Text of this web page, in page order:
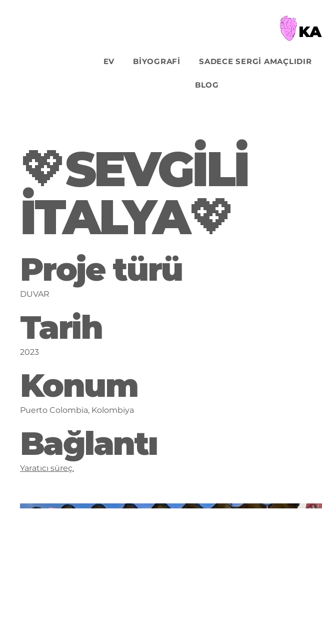
EV BİYOGRAFİ SADECE SERGİ AMAÇLIDIR
BLOG
💖SEVGİLİ
İTALYA💖
Proje türü
DUVAR
Tarih
2023
Konum
Puerto Colombia, Kolombiya
Bağlantı
Yaratıcı süreç.